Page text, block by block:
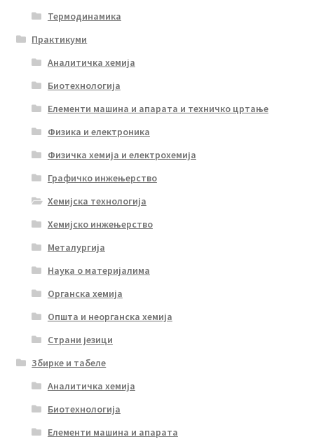
Термодинамика
Практикуми
Аналитичка хемија
Биотехнологија
Елементи машина и апарата и техничко цртање
Физика и електроника
Физичка хемија и електрохемија
Графичко инжењерство
Хемијска технологија
Хемијско инжењерство
Металургија
Наука о материјалима
Органска хемија
Општа и неорганска хемија
Страни језици
Збирке и табеле
Аналитичка хемија
Биотехнологија
Елементи машина и апарата